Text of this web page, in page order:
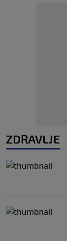
ZDRAVLJE